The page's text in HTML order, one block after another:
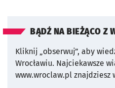
BĄDŹ NA BIEŻĄCO Z
Kliknij „obserwuj”, aby
Wrocławiu. Najciekawsze
www.wroclaw.pl znajdziesz